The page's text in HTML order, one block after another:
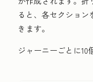
ると、各セクショ
きます。
ジャーニーごとに10